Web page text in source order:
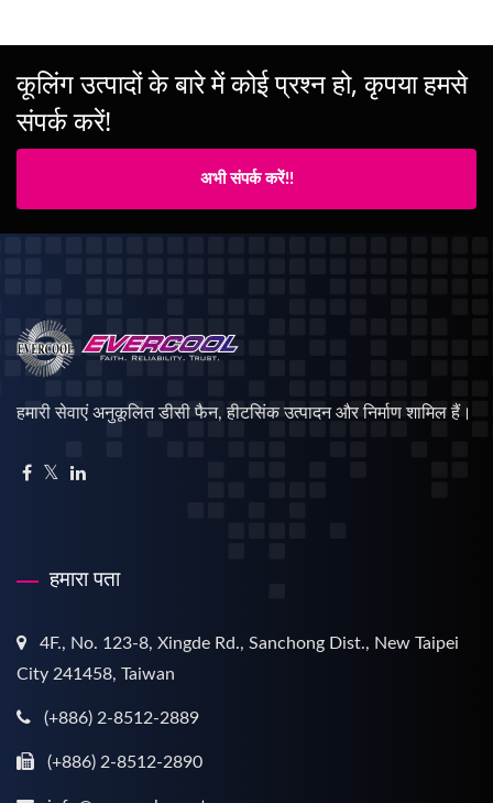
कूलिंग उत्पादों के बारे में कोई प्रश्न हो, कृपया हमसे
संपर्क करें!
अभी संपर्क करें!!
हमारी सेवाएं अनुकूलित डीसी फैन, हीटसिंक उत्पादन और निर्माण शामिल हैं।
हमारा पता
4F., No. 123-8, Xingde Rd., Sanchong Dist., New Taipei
City 241458, Taiwan
(+886) 2-8512-2889
(+886) 2-8512-2890